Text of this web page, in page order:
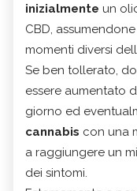
inizialmente un
CBD,
momenti diversi
Se ben tollerato,
essere aumentato
giorno ed
cannabis con una
a raggiungere un
dei sintomi.